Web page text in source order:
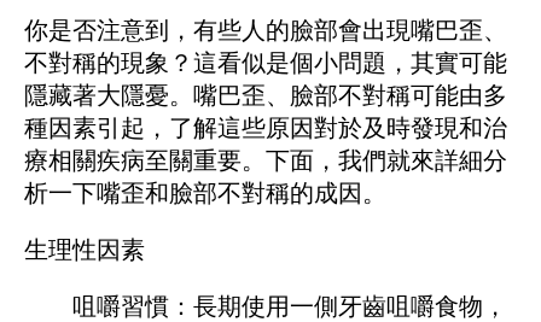
你是否注意到，有些人的臉部會出現嘴巴歪、
不對稱的現象？這看似是個小問題，其實可能
隱藏著大隱憂。嘴巴歪、臉部不對稱可能由多
種因素引起，了解這些原因對於及時發現和治
療相關疾病至關重要。下面，我們就來詳細分
析一下嘴歪和臉部不對稱的成因。
生理性因素
咀嚼習慣：長期使用一側牙齒咀嚼食物，